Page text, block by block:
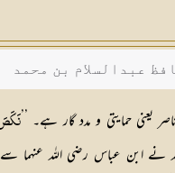
عبدالسلام بن محمد
یعنی حمایتی و مدد گار ہے۔ ’’
نے ابن عباس رضی اللہ عنہما